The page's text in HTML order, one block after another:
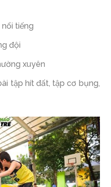
tiếng
đội
xuyên
tập hít đất, tập cơ bụng,